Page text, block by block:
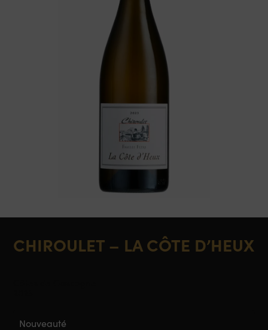
CHIROULET – LA CÔTE D’HEUX
Nouveauté